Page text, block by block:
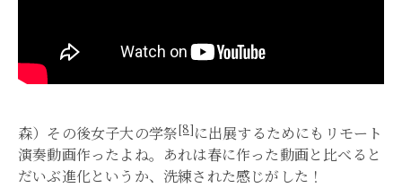
森）その後女子大の学祭[8]に出展するためにもリモート
演奏動画作ったよね。あれは春に作った動画と比べると
だいぶ進化というか、洗練された感じがした！